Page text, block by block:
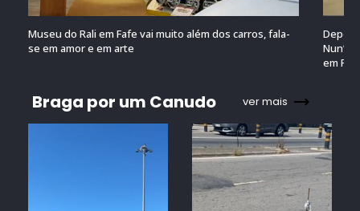
Museu do Rali em Fafe vai muito além dos carros, fala-
se em amor e em arte
em
Braga por um Canudo ver mais